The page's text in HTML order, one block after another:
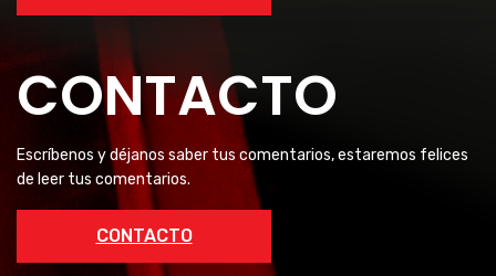
CONTACTO
Escríbenos y déjanos saber tus comentarios, estaremos felices
de leer tus comentarios.
CONTACTO